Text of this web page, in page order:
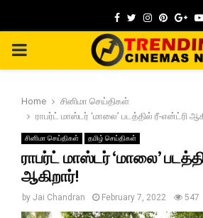
Facebook
TwitterInstagram
PRIMARY
Home
சினிமா செய்திகள்
ராபர்ட் மாஸ்டர் ‘மாலை’ படத்தில் ரீ-என்ட்ரி
சினிமா செய்திகள் தமிழ் செய்திகள்
ராபர்ட் மாஸ்டர் ‘மாலை’
ஆகிறார்!
by Jai Chandran February 7, 2022 547